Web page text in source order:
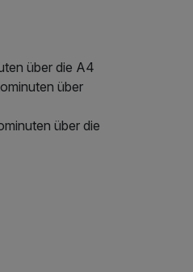
über die A4
über
über die